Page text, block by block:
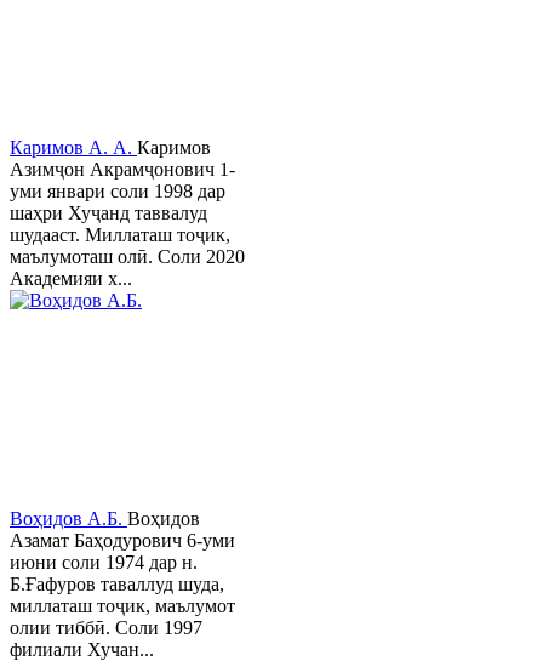
Каримов А. А. Каримов
Азимҷон Акрамҷонович 1-
уми январи соли 1998 дар
шаҳри Хуҷанд таввалуд
шудааст. Миллаташ тоҷик,
маълумоташ олӣ. Соли 2020
Академияи х...
Воҳидов А.Б. Воҳидов
Азамат Баҳодурович 6-уми
июни соли 1974 дар н.
Б.Ғафуров таваллуд шуда,
миллаташ тоҷик, маълумот
олии тиббӣ. Соли 1997
филиали Хучан...